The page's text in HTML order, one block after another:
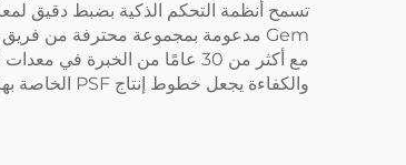
Gem مدعومة بمجموعة محترفة من فريق ضمان الجودة الذي يراقب كل مرحلة من مراحل الإنتاج، من إدخال المواد الخام حتى الإخراج النهائي.
والكفاءة يجعل خطوط إنتاج PSF الخاصة بها الخيار الموثوق به للمنتجين حول العالم.